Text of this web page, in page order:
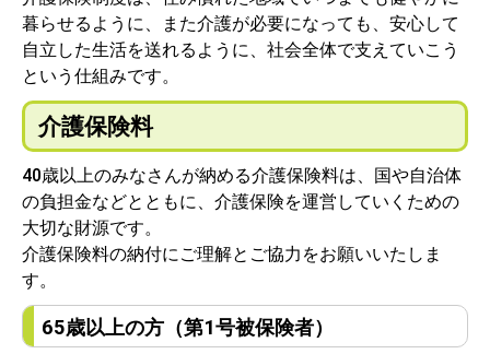
暮らせるように、また介護が必要になっても、安心して
自立した生活を送れるように、社会全体で支えていこう
という仕組みです。
介護保険料
40歳以上のみなさんが納める介護保険料は、国や自治体
の負担金などとともに、介護保険を運営していくための
大切な財源です。
介護保険料の納付にご理解とご協力をお願いいたしま
す。
65歳以上の方（第1号被保険者）